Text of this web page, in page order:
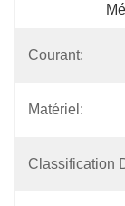
Courant:
Matériel:
Classification